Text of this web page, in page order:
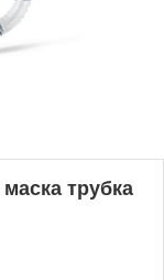
трубка